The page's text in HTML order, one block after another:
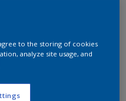
dit product online
de gaten, we werken
te vullen.
to the storing of cookies
analyze site usage, and